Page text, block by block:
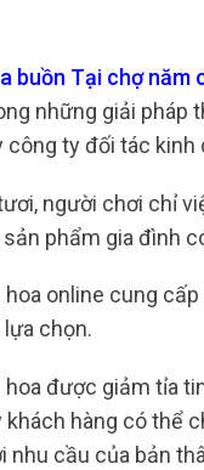
buồn Tại chợ năm
những giải
công ty đối tác kinh
người chơi chỉ
phẩm gia đình
online cung
chọn.
được giảm tỉa
hàng có
nhu cầu của bản